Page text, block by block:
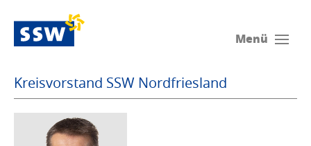
Menü
Kreisvorstand SSW Nordfriesland